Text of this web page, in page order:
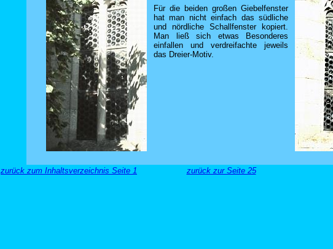
Für die beiden großen Giebelfenster
hat man nicht einfach das südliche
und nördliche Schallfenster kopiert.
Man ließ sich etwas Besonderes
einfallen und verdreifachte jeweils
das Dreier-Motiv.
zurück zum Inhaltsverzeichnis Seite 1 zurück zur Seite 25